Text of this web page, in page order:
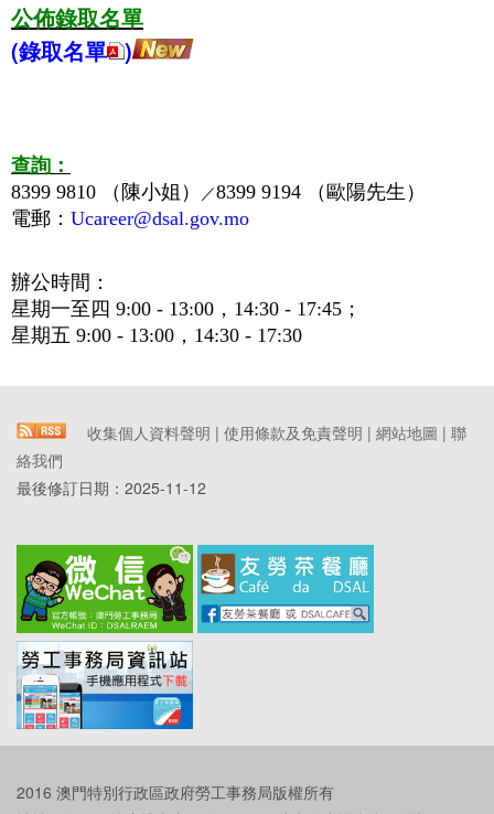
公佈錄取名單
(錄取名單 )
查詢：
8399 9810 （陳小姐）
／8399 9194 （歐陽先生）
電郵： Ucareer@dsal.gov.mo
辦公時間：
星期一至四 9:00 - 13:00，14:30 - 17:45；
星期五 9:00 - 13:00，14:30 - 17:30
收集個人資料聲明 | 使用條款及免責聲明 | 網站地圖 | 聯
絡我們
最後修訂日期： 2025-11-12
2016 澳門特別行政區政府勞工事務局版權所有